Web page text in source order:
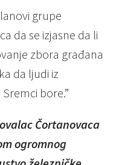
grupe
da se izjasne da li
zbora građana
da ljudi iz
bore.”
Čortanovaca
ogromnog